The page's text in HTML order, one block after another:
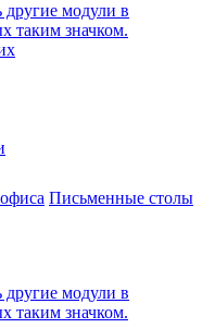
модули в
таким значком.
Письменные столы
модули в
таким значком.